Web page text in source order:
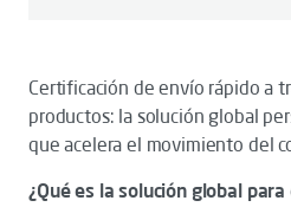
Certificación de envío rápido a
productos: la solución global
que acelera el movimiento del
¿Qué es la solución global